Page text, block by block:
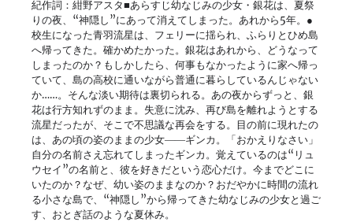
紀作詞：紺野アスタ■あらすじ幼なじみの少女・銀花は、夏祭
りの夜、“神隠し”にあって消えてしまった。あれから5年。●
校生になった青羽流星は、フェリーに揺られ、ふらりとひめ島
へ帰ってきた。確かめたかった。銀花はあれから、どうなって
しまったのか？もしかしたら、何事もなかったように家へ帰っ
ていて、島の高校に通いながら普通に暮らしているんじゃない
か……。そんな淡い期待は裏切られる。あの夜からずっと、銀
花は行方知れずのまま。失意に沈み、再び島を離れようとする
流星だったが、そこで不思議な再会をする。目の前に現れたの
は、あの頃の姿のままの少女――ギンカ。「おかえりなさい」
自分の名前さえ忘れてしまったギンカ。覚えているのは“リュ
ウセイ”の名前と、彼を好きだという恋心だけ。今までどこに
いたのか？なぜ、幼い姿のままなのか？おだやかに時間の流れ
る小さな島で、“神隠し”から帰ってきた幼なじみの少女と過ご
す、おとぎ話のような夏休み。